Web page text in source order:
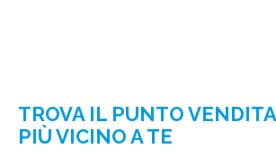
TROVA IL PUNTO VENDITA
PIÙ VICINO A TE